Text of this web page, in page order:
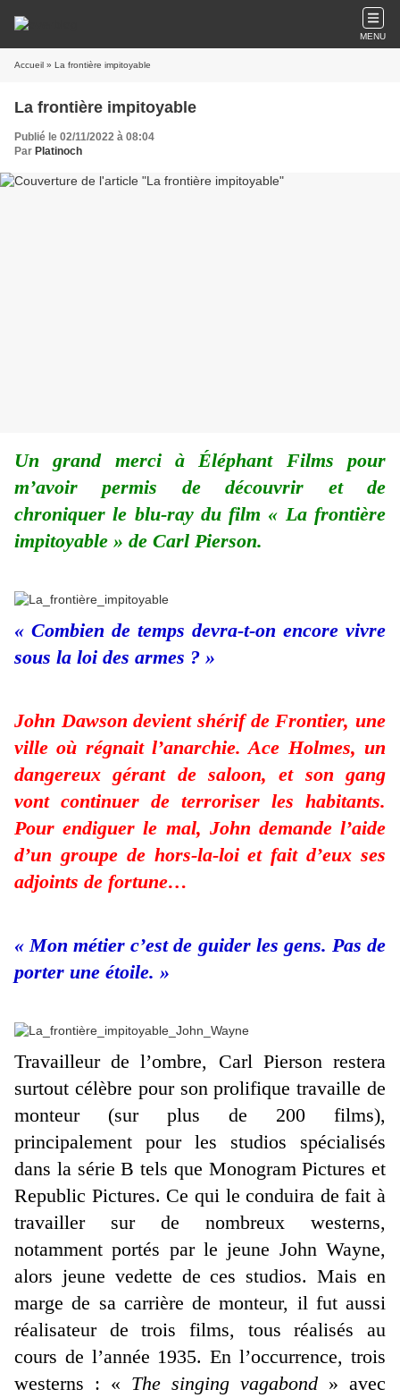
MENU
Accueil » La frontière impitoyable
La frontière impitoyable
Publié le 02/11/2022 à 08:04
Par Platinoch
Un grand merci à Éléphant Films pour
m’avoir permis de découvrir et de
chroniquer le blu-ray du film « La frontière
impitoyable » de Carl Pierson.
« Combien de temps devra-t-on encore vivre
sous la loi des armes ? »
John Dawson devient shérif de Frontier, une
ville où régnait l’anarchie. Ace Holmes, un
dangereux gérant de saloon, et son gang
vont continuer de terroriser les habitants.
Pour endiguer le mal, John demande l’aide
d’un groupe de hors-la-loi et fait d’eux ses
adjoints de fortune…
« Mon métier c’est de guider les gens. Pas de
porter une étoile. »
Travailleur de l’ombre, Carl Pierson restera
surtout célèbre pour son prolifique travaille de
monteur (sur plus de 200 films),
principalement pour les studios spécialisés
dans la série B tels que Monogram Pictures et
Republic Pictures. Ce qui le conduira de fait à
travailler sur de nombreux westerns,
notamment portés par le jeune John Wayne,
alors jeune vedette de ces studios. Mais en
marge de sa carrière de monteur, il fut aussi
réalisateur de trois films, tous réalisés au
cours de l’année 1935. En l’occurrence, trois
westerns : « The singing vagabond » avec